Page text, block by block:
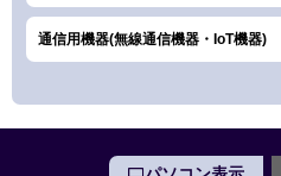
通信用機器(無線通信機器・IoT機器)